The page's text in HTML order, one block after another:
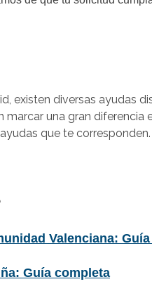
existen diversas ayudas
una gran
que te
Valenciana:
Guía completa